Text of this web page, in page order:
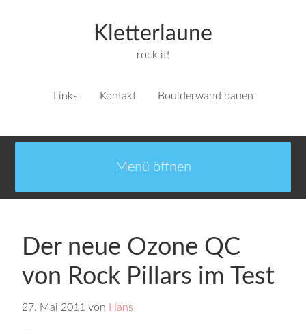
Kletterlaune
rock it!
Links Kontakt Boulderwand bauen
Der neue Ozone QC
von Rock Pillars im Test
27. Mai 2011 von Hans